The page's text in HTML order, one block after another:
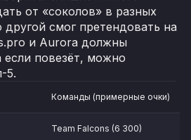
от «соколов» в разных
другой смог претендовать на
и Aurora должны
если повезёт, можно
5.
Команды (примерные очки)
Team Falcons (6 300)